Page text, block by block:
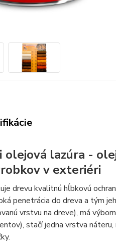
lazúra -
v exteriéri
drevu kvalitnú hĺbkovú
penetrácia do dreva a tým
vrstvu na dreve), má
stačí jedna vrstva